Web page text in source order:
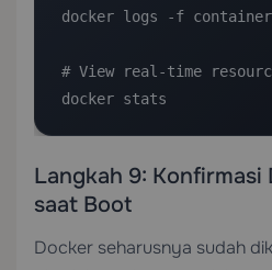
docker logs -f
# View real-time
docker stats
Langkah 9: Konfirmasi
saat Boot
Docker seharusnya sudah